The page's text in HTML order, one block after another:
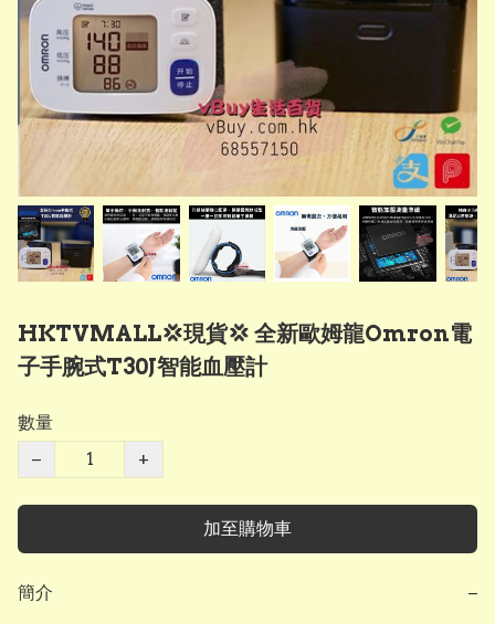
HKTVMALL💢現貨💢 全新歐姆龍Omron電
子手腕式T30J智能血壓計
數量
−
+
加至購物車
簡介 −